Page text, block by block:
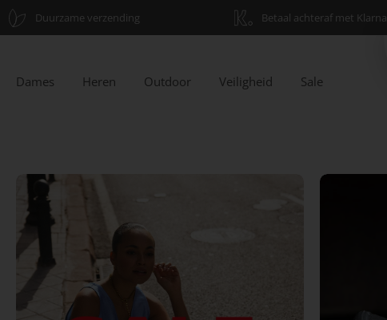
Duurzame verzending Betaal achteraf met Klarna
Dames Heren Outdoor Veiligheid Sale